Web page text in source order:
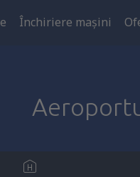
Închiriere mașini